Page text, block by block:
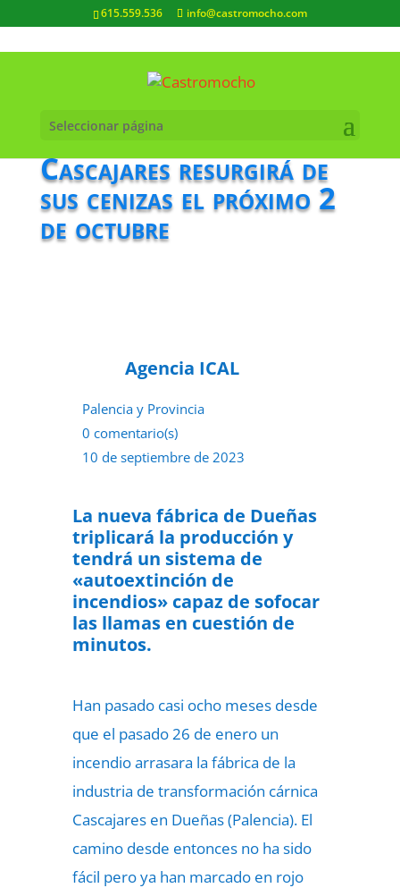
615.559.536 info@castromocho.com
Seleccionar página
Cascajares resurgirá de
sus cenizas el próximo 2
de octubre
Agencia ICAL
Palencia y Provincia
0 comentario(s)
10 de septiembre de 2023
La nueva fábrica de Dueñas
triplicará la producción y
tendrá un sistema de
«autoextinción de
incendios» capaz de sofocar
las llamas en cuestión de
minutos.
Han pasado casi ocho meses desde
que el pasado 26 de enero un
incendio arrasara la fábrica de la
industria de transformación cárnica
Cascajares en Dueñas (Palencia). El
camino desde entonces no ha sido
fácil pero ya han marcado en rojo